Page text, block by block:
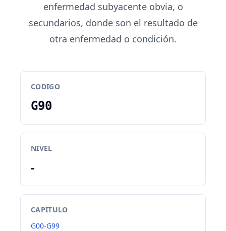
enfermedad subyacente obvia, o
secundarios, donde son el resultado de
otra enfermedad o condición.
CODIGO
G90
NIVEL
-
CAPITULO
G00-G99